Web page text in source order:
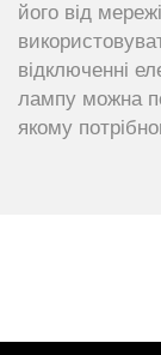
його від
відключенні
лампу можна
якому